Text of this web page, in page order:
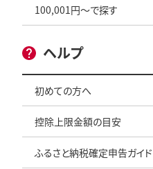
100,001円～で探す
ヘルプ
初めての方へ
控除上限金額の目安
ふるさと納税確定申告ガイド